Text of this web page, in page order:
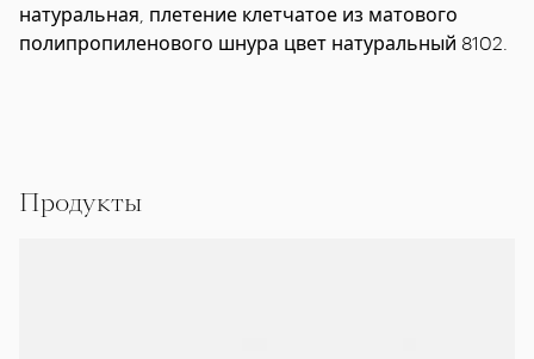
натуральная, плетение клетчатое из матового
полипропиленового шнура цвет натуральный 8102.
Продукты